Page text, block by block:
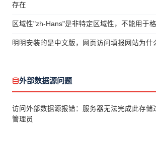
存在
区域性"zh-Hans"是非特定区域性，不能用于
明明安装的是中文版，网页访问填报网站为什
外部数据源问题
访问外部数据源报错：服务器无法完成此存储
管理员